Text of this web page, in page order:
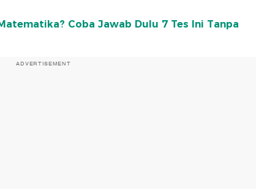
Coba Jawab Dulu 7 Tes Ini Tanpa
ADVERTISEMENT